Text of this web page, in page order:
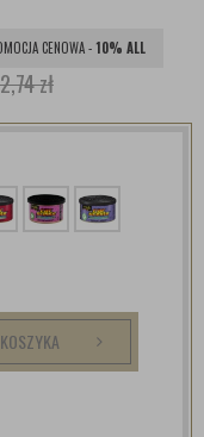
CENOWA -10% ALL
zł